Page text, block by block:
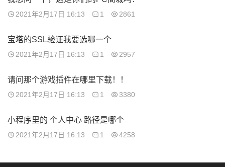
2021年2月17日 16:13 1 2861
宝塔的SSL验证我要选哪一个
2021年2月17日 16:13 1 2957
请问那个游戏插件在哪里下载！！
2021年2月17日 16:13 1 3380
小程序里的 个人中心 路径是哪个
2021年2月17日 16:13 1 4258